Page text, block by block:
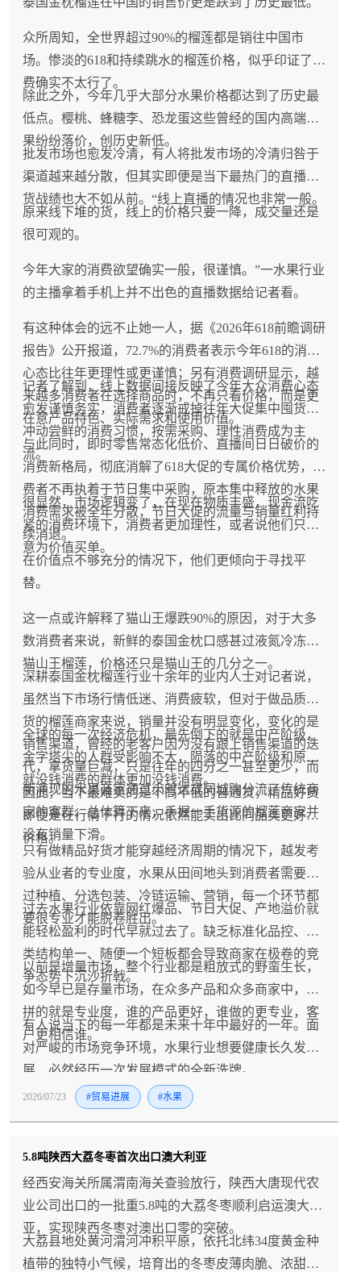
众所周知，全世界超过90%的榴莲都是销往中国市
场。惨淡的618和持续跳水的榴莲价格，似乎印证了消
费确实不太行了。
除此之外，今年几乎大部分水果价格都达到了历史最
低点。樱桃、蜂糖李、恐龙蛋这些曾经的国内高端水
果纷纷落价，创历史新低。
批发市场也愈发冷清，有人将批发市场的冷清归咎于
渠道越来越分散，但其实即便是当下最热门的直播带
货战绩也大不如从前。“线上直播的情况也非常一般。
原来线下堆的货，线上的价格只要一降，成交量还是
很可观的。
今年大家的消费欲望确实一般，很谨慎。”一水果行业
的主播拿着手机上并不出色的直播数据给记者看。
有这种体会的远不止她一人，据《2026年618前瞻调研
报告》公开报道，72.7%的消费者表示今年618的消费
心态比往年更理性或更谨慎；另有消费调研显示，越
来越多消费者在选择商品时，不再只看价格，而是更
在意产品特色、实际需求和使用价值。
记者了解到，线上数据间接反映了今年大众消费心态
愈发谨慎务实，消费者逐渐戒掉往年大促集中囤货、
冲动尝鲜的消费习惯，按需采购、理性消费成为主
流。
与此同时，即时零售常态化低价、直播间日日破价的
消费新格局，彻底消解了618大促的专属价格优势，消
费者不再执着于节日集中采购，原本集中释放的水果
消费需求被全年分散，节日大促的流量与销量红利持
续消退。
很显然，市场逻辑变了，在现在物质丰盛，现金流吃
紧的消费环境下，消费者更加理性，或者说他们只愿
意为价值买单。
在价值点不够充分的情况下，他们更倾向于寻找平
替。
这一点或许解释了猫山王爆跌90%的原因，对于大多
数消费者来说，新鲜的泰国金枕口感甚过液氮冷冻的
猫山王榴莲，价格还只是猫山王的几分之一。
深耕泰国金枕榴莲行业十余年的业内人士对记者说，
虽然当下市场行情低迷、消费疲软，但对于做品质好
货的榴莲商家来说，销量并没有明显变化，变化的是
销售渠道，曾经的老客户因为没有跟上销售渠道的迭
代，拿货量巨减，只是往年的四分之一甚至更少，而
新涌现的水果商家通过小时达或同城购分流了传统商
家的客群，总体算下来，手握一手货源的榴莲商家并
没有销量下滑。
全球的每一次经济危机，最先倒下的就是中产阶级，
金字塔尖的人群受影响不大，陨落的中产阶级和原本
就没钱消费的群体更加没钱消费。
因此，当下最难卖的是不高不低的普通货，精品好货
即便是在行情下行的情况依然能卖出比同品类更好的
价格。
只有做精品好货才能穿越经济周期的情况下，越发考
验从业者的专业度，水果从田间地头到消费者需要经
过种植、分选包装、冷链运输、营销，每一个环节都
要很专业才能脱卷胜出。
过去水果行业依靠网红爆品、节日大促、产地溢价就
能轻松盈利的时代早就过去了。缺乏标准化品控、品
类结构单一、随便一个短板都会导致商家在极卷的竞
争态势下沉沙折戟。
以前是增量市场，整个行业都是粗放式的野蛮生长，
如今早已是存量市场，在众多产品和众多商家中，比
拼的就是专业度，谁的产品更好，谁做的更专业，客
户更相信谁。
有人说当下的每一年都是未来十年中最好的一年。面
对严峻的市场竞争环境，水果行业想要健康长久发
展，必然经历一次发展模式的全新洗牌。
2026/07/23 #贸易进展 #水果
5.8吨陕西大荔冬枣首次出口澳大利亚
经西安海关所属渭南海关查验放行，陕西大唐现代农
业公司出口的一批重5.8吨的大荔冬枣顺利启运澳大利
亚，实现陕西冬枣对澳出口零的突破。
大荔县地处黄河渭河冲积平原，依托北纬34度黄金种
植带的独特小气候，培育出的冬枣皮薄肉脆、浓甜多